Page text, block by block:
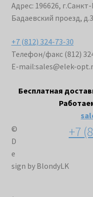
Адрес: 196626,
Бадаевский проезд,
+7 (812) 324-73-30
Телефон/факс (812)
E-mail:sales@elek-
Бесплатная
+7
©
D
e
sign by BlondyLK